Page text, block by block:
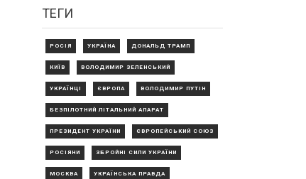
ТЕГИ
РОСІЯ УКРАЇНА ДОНАЛЬД ТРАМП
КИЇВ ВОЛОДИМИР ЗЕЛЕНСЬКИЙ
УКРАЇНЦІ ЄВРОПА ВОЛОДИМИР ПУТІН
БЕЗПІЛОТНИЙ ЛІТАЛЬНИЙ АПАРАТ
ПРЕЗИДЕНТ УКРАЇНИ ЄВРОПЕЙСЬКИЙ СОЮЗ
РОСІЯНИ ЗБРОЙНІ СИЛИ УКРАЇНИ
МОСКВА УКРАЇНСЬКА ПРАВДА